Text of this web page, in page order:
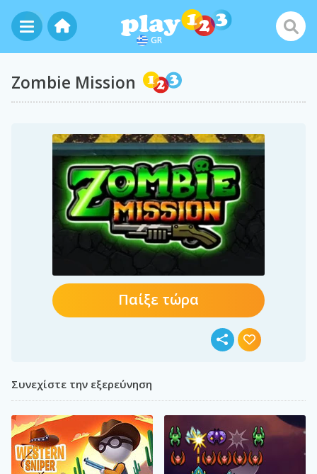
GR
Zombie Mission
Παίξε τώρα
Συνεχίστε την εξερεύνηση